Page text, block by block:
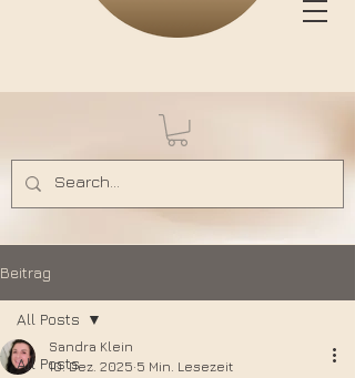
Beitrag
All Posts
All Posts
Sandra Klein
10. Dez. 2025 5 Min. Lesezeit